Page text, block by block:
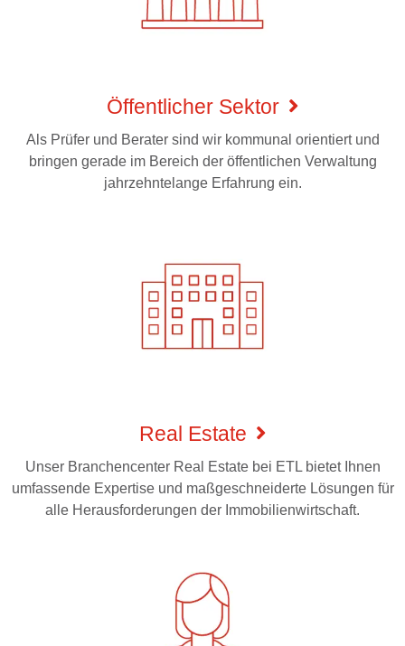
Öffentlicher Sektor
Als Prüfer und Berater sind wir kommunal orientiert und
bringen gerade im Bereich der öffentlichen Verwaltung
jahrzehntelange Erfahrung ein.
Real Estate
Unser Branchencenter Real Estate bei ETL bietet Ihnen
umfassende Expertise und maßgeschneiderte Lösungen für
alle Herausforderungen der Immobilienwirtschaft.